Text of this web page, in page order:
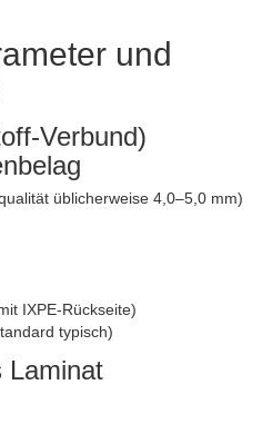
und
Verbund)
üblicherweise 4,0–5,0 mm)
IXPE-Rückseite)
typisch)
Laminat